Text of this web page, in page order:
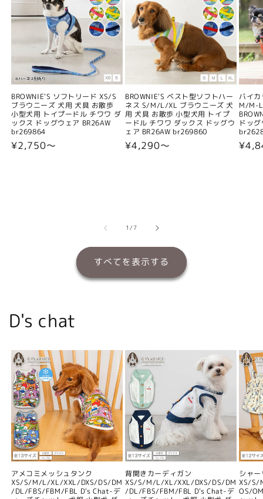
BROWNIE'S ソフトリード XS/S
ブラウニーズ 犬用 犬具 お散歩
小型犬用 トイプードル チワワ ダ
ックス ドッグウェア BR26AW
br269864
通
¥2,750〜
BROWNIE'S ベスト型ソフトハー
ネス S/M/L/XL ブラウニーズ 犬
用 犬具 お散歩 小型犬用 トイプ
ードル チワワ ダックス ドッグウ
ェア BR26AW br269860
通
¥4,290〜
バイ
M/M-
ドッ
通
1/の
7
すべてを表示する
D's chat
アメコミメッシュタンク
XS/S/M/L/XL/XXL/DXS/DS/DM
/DL/FBS/FBM/FBL D's Chat-デ
背開きカーディガン
XS/S/M/L/XL/XXL/DXS/DS/DM
/DL/FBS/FBM/FBL D's Chat-デ
シャ
XS/
OS/